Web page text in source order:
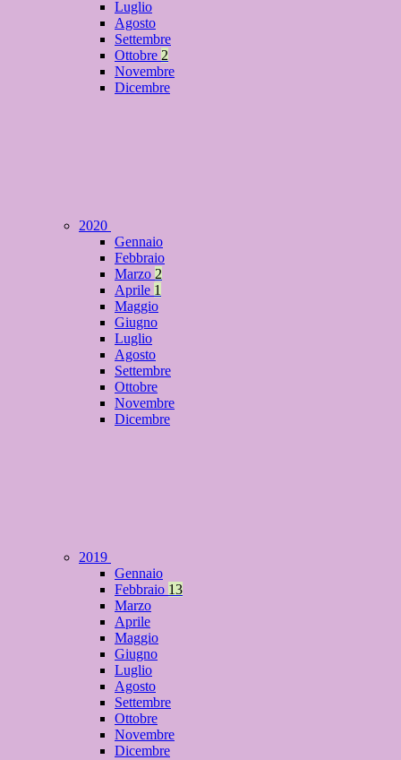
Luglio
Agosto
Settembre
Ottobre 2
Novembre
Dicembre
2020
Gennaio
Febbraio
Marzo 2
Aprile 1
Maggio
Giugno
Luglio
Agosto
Settembre
Ottobre
Novembre
Dicembre
2019
Gennaio
Febbraio 13
Marzo
Aprile
Maggio
Giugno
Luglio
Agosto
Settembre
Ottobre
Novembre
Dicembre